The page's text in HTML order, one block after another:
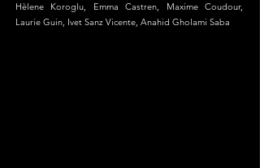
Hèlene Koroglu, Emma Castren, Maxime Coudour,
Laurie Guin, Ivet Sanz Vicente, Anahid Gholami Saba